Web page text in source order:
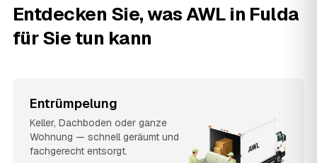
Entdecken Sie, was AWL in Fulda
für Sie tun kann
Entrümpelung
Keller, Dachboden oder ganze
Wohnung — schnell geräumt und
fachgerecht entsorgt.